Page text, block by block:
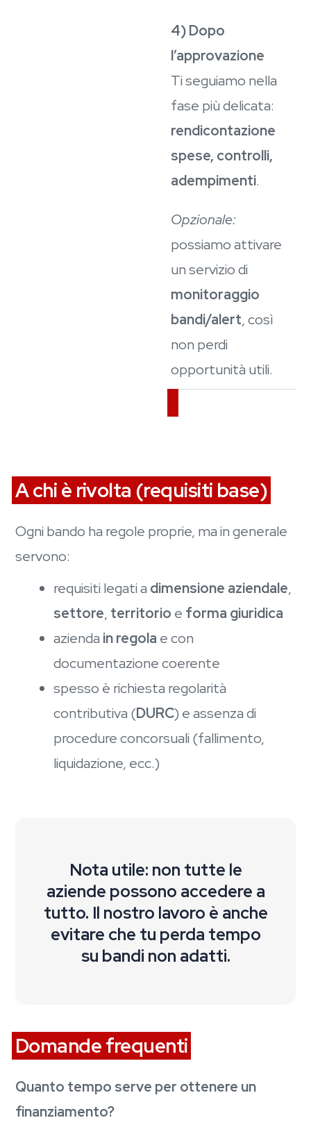
4) Dopo
l’approvazione
Ti seguiamo nella
fase più delicata:
rendicontazione
spese, controlli,
adempimenti.
Opzionale:
possiamo attivare
un servizio di
monitoraggio
bandi/alert, così
non perdi
opportunità utili.
A chi è rivolta (requisiti base)
Ogni bando ha regole proprie, ma in generale
servono:
requisiti legati a dimensione aziendale,
settore, territorio e forma giuridica
azienda in regola e con
documentazione coerente
spesso è richiesta regolarità
contributiva (DURC) e assenza di
procedure concorsuali (fallimento,
liquidazione, ecc.)
Nota utile: non tutte le
aziende possono accedere a
tutto. Il nostro lavoro è anche
evitare che tu perda tempo
su bandi non adatti.
Domande frequenti
Quanto tempo serve per ottenere un
finanziamento?